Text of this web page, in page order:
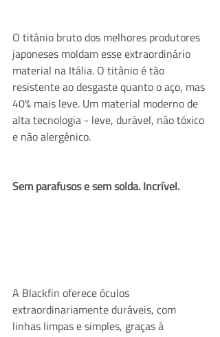
O titânio bruto dos melhores produtores
japoneses moldam esse extraordinário
material na Itália. O titânio é tão
resistente ao desgaste quanto o aço, mas
40% mais leve. Um material moderno de
alta tecnologia - leve, durável, não tóxico
e não alergênico.
Sem parafusos e sem solda. Incrível.
A Blackfin oferece óculos
extraordinariamente duráveis, com
linhas limpas e simples, graças à